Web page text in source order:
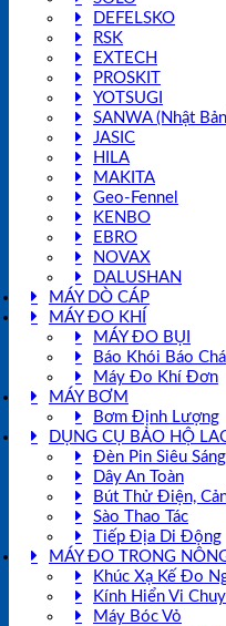
DEFELSKO
RSK
EXTECH
PROSKIT
YOTSUGI
SANWA (Nhật
JASIC
HILA
MAKITA
Geo-Fennel
KENBO
EBRO
NOVAX
DALUSHAN
MÁY DÒ CÁP
MÁY ĐO KHÍ
MÁY ĐO BỤI
Báo Khói Báo
Máy Đo Khí Đơn
MÁY BƠM
Bơm Định Lượng
DỤNG CỤ BẢO HỘ
Đèn Pin Siêu Sáng
Dây An Toàn
Bút Thử Điện,
Sào Thao Tác
Tiếp Địa Di Động
MÁY ĐO TRONG
Khúc Xạ Kế Đo
Kính Hiển Vi
Máy Bóc Vỏ